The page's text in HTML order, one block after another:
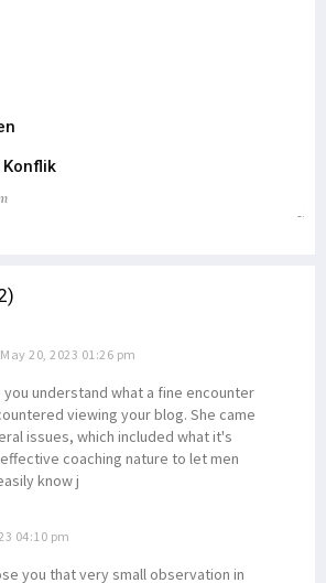
May 20, 2023 01:26 pm
understand what a fine encounter
viewing your blog. She came
issues, which included what it's
coaching nature to let men
know j
04:10 pm
you that very small observation in